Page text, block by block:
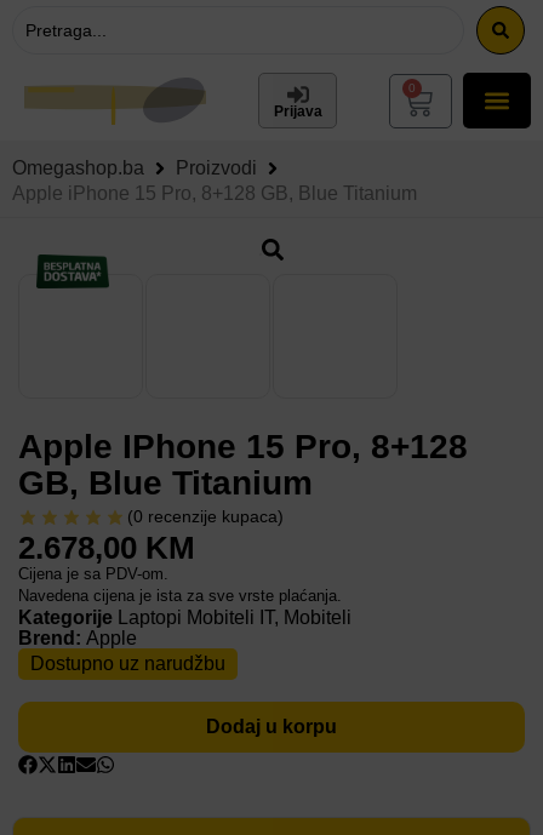
Prijava
0
Omegashop.ba
Proizvodi
Apple iPhone 15 Pro, 8+128 GB, Blue Titanium
Apple IPhone 15 Pro, 8+128
GB, Blue Titanium
(0 recenzije kupaca)
2.678,00 KM
Cijena je sa PDV-om.
Navedena cijena je ista za sve vrste plaćanja.
Kategorije Laptopi Mobiteli IT, Mobiteli
Brend: Apple
Dostupno uz narudžbu
Dodaj u korpu